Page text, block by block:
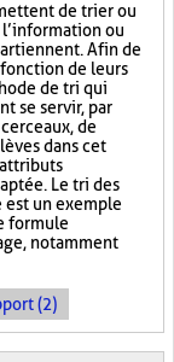
de trier ou
l’information ou
Afin de
de leurs
de tri qui
se servir, par
de
dans cet
Le tri des
est un exemple
formule
notamment
(2)